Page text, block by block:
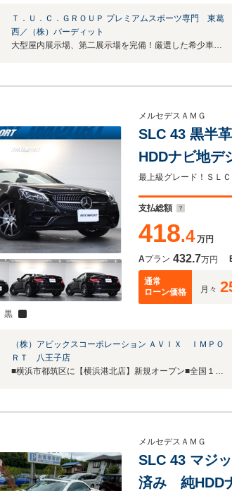
Ｔ．Ｕ．Ｃ．ＧＲＯＵＰ プレミアムスポーツ専門 東葛
西／（株）バーディット
大型屋内展示場、第二展示場を完備！厳選した希少車を室内ガレージにて展示中です！
黒
メルセデスＡＭＧ
SLC 43 黒半
HDDナビ地デジBカメ
ーレスゴー ス
支払総額
418.4 万円
Aプラン 432.7万円
通常
ローン価格
月々
（株）アビックスコーポレーション ＡＶＩＸ ＩＭＰＯ
ＲＴ 八王子店
■横浜市都筑区に【横浜港北店】新規オープン■全国１9店舗■グループ総在庫750台以上
メルセデスＡＭＧ
SLC 43 マジ
済み 純HDD